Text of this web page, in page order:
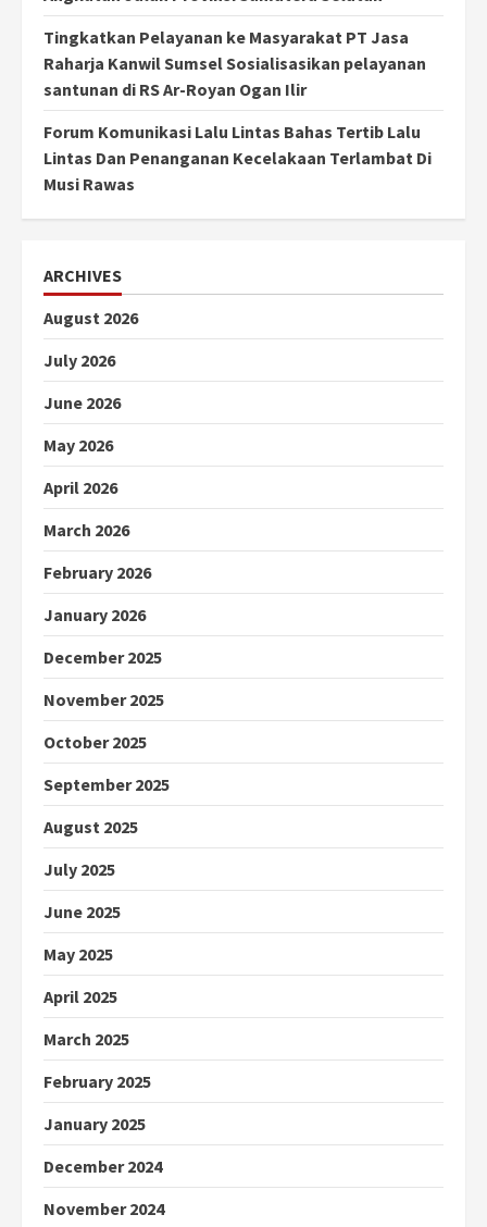
Tingkatkan Pelayanan ke Masyarakat PT Jasa
Raharja Kanwil Sumsel Sosialisasikan pelayanan
santunan di RS Ar-Royan Ogan Ilir
Forum Komunikasi Lalu Lintas Bahas Tertib Lalu
Lintas Dan Penanganan Kecelakaan Terlambat Di
Musi Rawas
ARCHIVES
August 2026
July 2026
June 2026
May 2026
April 2026
March 2026
February 2026
January 2026
December 2025
November 2025
October 2025
September 2025
August 2025
July 2025
June 2025
May 2025
April 2025
March 2025
February 2025
January 2025
December 2024
November 2024